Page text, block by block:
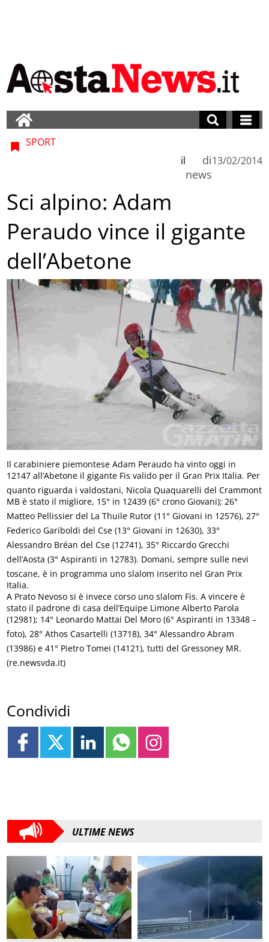
SPORT
di
news
il 13/02/2014
Sci alpino: Adam
Peraudo vince il gigante
dell’Abetone
Il carabiniere piemontese Adam Peraudo ha vinto oggi in
12147 all’Abetone il gigante Fis valido per il Gran Prix Italia. Per
quanto riguarda i valdostani, Nicola Quaquarelli del Crammont
MB è stato il migliore, 15° in 12439 (6° crono Giovani); 26°
Matteo Pellissier del La Thuile Rutor (11° Giovani in 12576), 27°
Federico Gariboldi del Cse (13° Giovani in 12630), 33°
Alessandro Bréan del Cse (12741), 35° Riccardo Grecchi
dell’Aosta (3° Aspiranti in 12783). Domani, sempre sulle nevi
toscane, è in programma uno slalom inserito nel Gran Prix
Italia.
A Prato Nevoso si è invece corso uno slalom Fis. A vincere è
stato il padrone di casa dell’Equipe Limone Alberto Parola
(12981); 14° Leonardo Mattai Del Moro (6° Aspiranti in 13348 –
foto), 28° Athos Casartelli (13718), 34° Alessandro Abram
(13986) e 41° Pietro Tomei (14121), tutti del Gressoney MR.
(re.newsvda.it)
Condividi
ULTIME NEWS